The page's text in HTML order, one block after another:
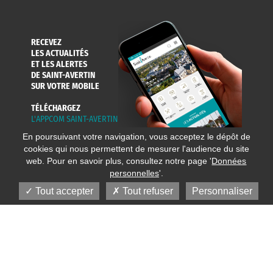
RECEVEZ
LES ACTUALITÉS
ET LES ALERTES
DE SAINT-AVERTIN
SUR VOTRE MOBILE
TÉLÉCHARGEZ
L'APPCOM SAINT-AVERTIN
En poursuivant votre navigation, vous acceptez le dépôt de
cookies qui nous permettent de mesurer l'audience du site
web. Pour en savoir plus, consultez notre page 'Données
personnelles'.
Tout accepter Tout refuser Personnaliser